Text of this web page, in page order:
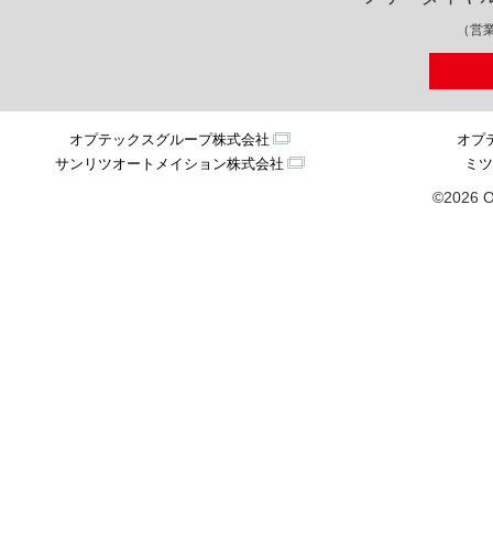
（営
オプテックスグループ株式会社
オプ
サンリツオートメイション株式会社
ミ
©2026